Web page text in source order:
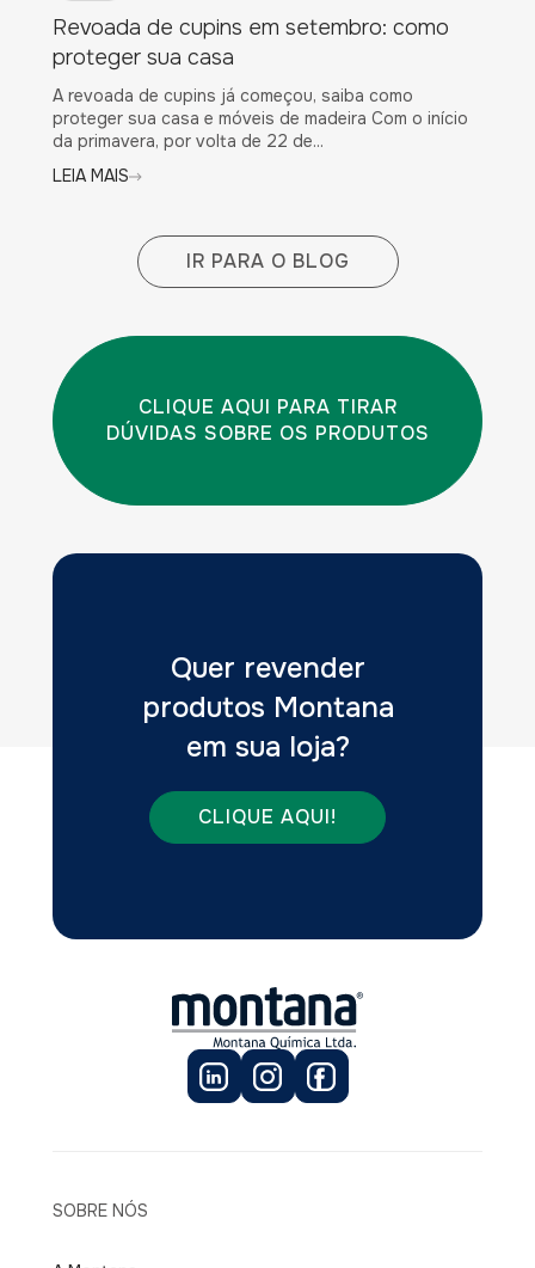
Revoada de cupins em setembro: como
proteger sua casa
A revoada de cupins já começou, saiba como
proteger sua casa e móveis de madeira Com o início
da primavera, por volta de 22 de...
LEIA MAIS
IR PARA O BLOG
CLIQUE AQUI PARA TIRAR
DÚVIDAS SOBRE OS PRODUTOS
Quer revender
produtos Montana
em sua loja?
CLIQUE AQUI!
SOBRE NÓS